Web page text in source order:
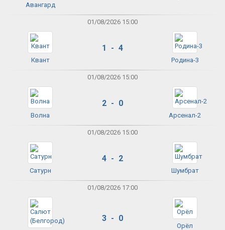
Авангард
01/08/2026 15:00
Квант
1 - 4
Родина-3
01/08/2026 15:00
Волна
2 - 0
Арсенал-2
01/08/2026 15:00
Сатурн
4 - 2
Шумбрат
01/08/2026 17:00
3 - 0
Орёл